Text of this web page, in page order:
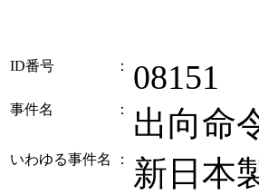
ID番号 ： 08151
事件名 ： 出向命
いわゆる事件名 ： 新日本